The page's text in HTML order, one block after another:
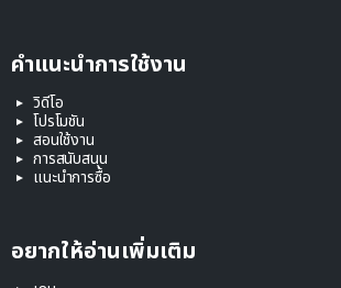
คำแนะนำการใช้งาน
วิดีโอ
โปรโมชัน
สอนใช้งาน
การสนับสนุน
แนะนำการซื้อ
อยากให้อ่านเพิ่มเติม